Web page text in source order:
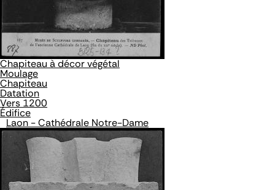
Chapiteau à décor végétal
Moulage
Chapiteau
Datation
Vers 1200
Édifice
Laon - Cathédrale Notre-Dame